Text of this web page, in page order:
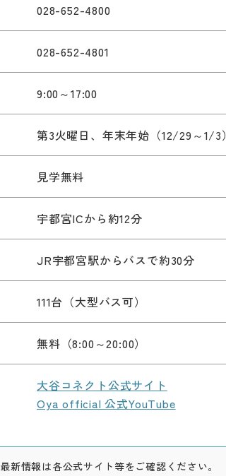
028-652-4800
028-652-4801
9:00～17:00
第3火曜日、年末年始（12/29～1/3）
見学無料
宇都宮ICから約12分
JR宇都宮駅からバスで約30分
111台（大型バス可）
無料（8:00～20:00）
大谷コネクト公式サイト
Oya official 公式YouTube
情報は各公式サイト等をご確認ください。